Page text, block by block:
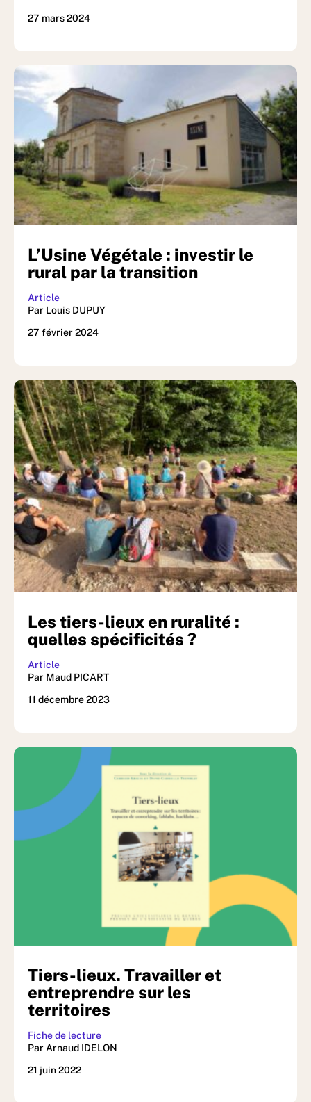
27 mars 2024
L’Usine Végétale : investir le
rural par la transition
Article
Par Louis DUPUY
27 février 2024
Les tiers-lieux en ruralité :
quelles spécificités ?
Article
Par Maud PICART
11 décembre 2023
Tiers-lieux. Travailler et
entreprendre sur les
territoires
Fiche de lecture
Par Arnaud IDELON
21 juin 2022